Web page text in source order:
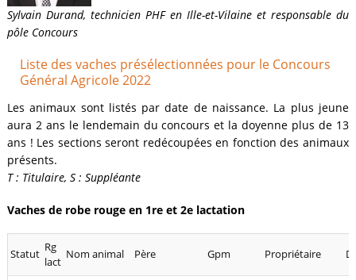
Sylvain Durand, technicien PHF en Ille-et-Vilaine et responsable du
pôle Concours
Liste des vaches présélectionnées pour le Concours
Général Agricole 2022
Les animaux sont listés par date de naissance. La plus jeune
aura 2 ans le lendemain du concours et la doyenne plus de 13
ans ! Les sections seront redécoupées en fonction des animaux
présents.
T : Titulaire, S : Suppléante
Vaches de robe rouge en 1re et 2e lactation
Statut Rg
lact
Nom animal Père Gpm Propriétaire